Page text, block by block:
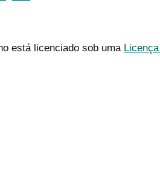
está licenciado sob uma